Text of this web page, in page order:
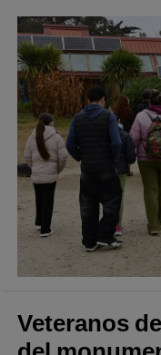
Veteranos